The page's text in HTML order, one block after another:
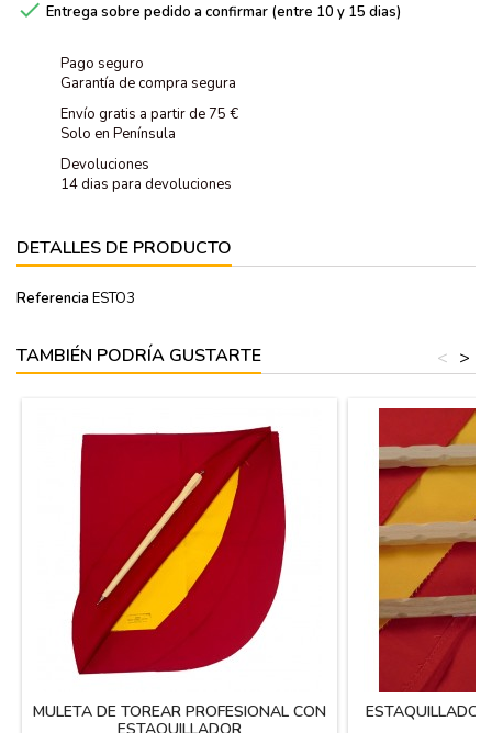
 Entrega sobre pedido a confirmar (entre 10 y 15 dias)
Pago seguro
Garantía de compra segura
Envío gratis a partir de 75 €
Solo en Península
Devoluciones
14 dias para devoluciones
DETALLES DE PRODUCTO
Referencia ESTO3
TAMBIÉN PODRÍA GUSTARTE >
<
MULETA DE TOREAR PROFESIONAL CON